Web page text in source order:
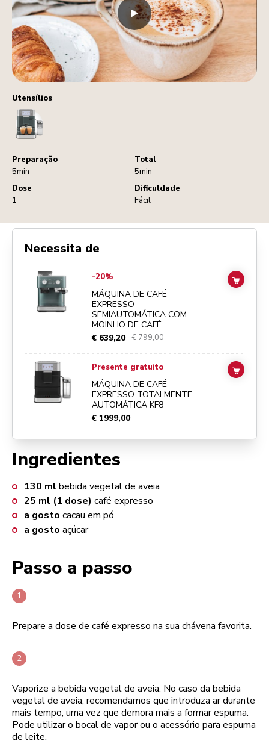
Utensílios
CoffeeMachine
Preparação
5min
Total
5min
Dose
1
Dificuldade
Fácil
Ingredientes
130 ml bebida vegetal de aveia
25 ml (1 dose) café expresso
a gosto cacau em pó
a gosto açúcar
Passo a passo
Prepare a dose de café expresso na sua chávena favorita.
Vaporize a bebida vegetal de aveia. No caso da bebida
vegetal de aveia, recomendamos que introduza ar durante
mais tempo, uma vez que demora mais a formar espuma.
Pode utilizar o bocal de vapor ou o acessório para espuma
de leite.
Necessita de
Go toMáquina de café expresso semiautomática com moinho de café
-20%
MÁQUINA DE CAFÉ
EXPRESSO
SEMIAUTOMÁTICA COM
MOINHO DE CAFÉ
€ 639,20 € 799,00
ADD
Go toMáquina de café expresso totalmente automática KF8details
Presente gratuito
MÁQUINA DE CAFÉ
EXPRESSO TOTALMENTE
AUTOMÁTICA KF8
€ 1999,00
ADD